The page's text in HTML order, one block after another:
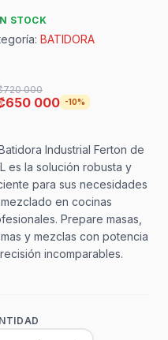
STOCK
BATIDORA
000
000 -10%
Industrial Ferton de
es la solución robusta y
para sus necesidades
en cocinas
Prepare masas,
y mezclas con potencia
incomparables.